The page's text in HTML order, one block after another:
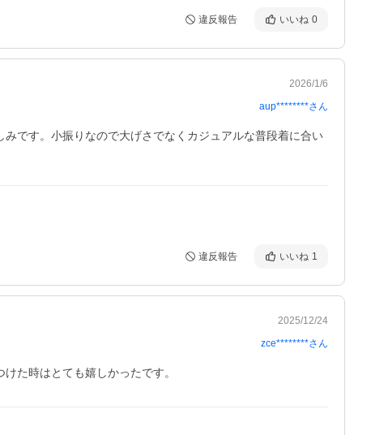
違反報告 いいね 0
2026/1/6
aup********さん
です。小振りなので大げさでなくカジュアルな普段着に合い
違反報告 いいね 1
2025/12/24
zce********さん
た時はとても嬉しかったです。